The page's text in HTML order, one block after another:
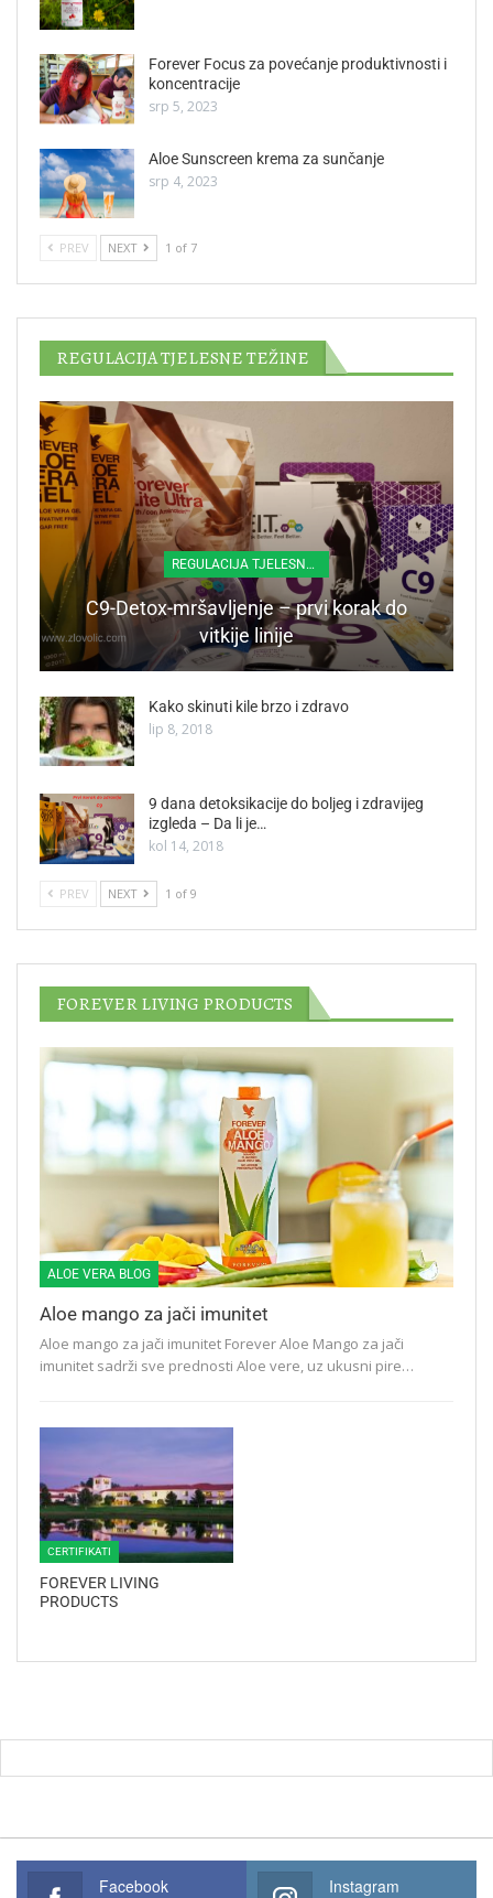
Forever Focus za povećanje produktivnosti i
koncentracije
srp 5, 2023
Aloe Sunscreen krema za sunčanje
srp 4, 2023
PREV NEXT 1 of 7
REGULACIJA TJELESNE TEŽINE
REGULACIJA TJELESNE TEŽINE
C9-Detox-mršavljenje – prvi korak do
vitkije linije
Kako skinuti kile brzo i zdravo
lip 8, 2018
9 dana detoksikacije do boljeg i zdravijeg
izgleda – Da li je…
kol 14, 2018
PREV NEXT 1 of 9
FOREVER LIVING PRODUCTS
ALOE VERA BLOG
Aloe mango za jači imunitet
Aloe mango za jači imunitet Forever Aloe Mango za jači
imunitet sadrži sve prednosti Aloe vere, uz ukusni pire…
CERTIFIKATI
FOREVER LIVING
PRODUCTS
Facebook Instagram